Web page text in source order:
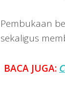
Pembukaan
sekaligus
BACA JUGA: